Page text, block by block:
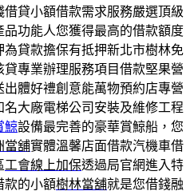
貸小額借款需求服務嚴選頂級
品功能人您獲得最高的借款額度
為貸款擔保有抵押新北市樹林免
貸專業辦理服務項目借款堅果營
出體好禮創意能萬物預約店專營
名大廠電梯公司安裝及維修工程
鯨設備最完善的豪華賞鯨船，您
當舖實體溫馨店面借款汽機車借
工會線上加保透過局官網進入特
款的小額樹林當舖就是您借錢融